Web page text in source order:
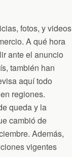
fotos, y videos
A qué hora
ante el anuncio
también han
aquí todo
regiones.
queda y la
cambió de
Además,
vigentes